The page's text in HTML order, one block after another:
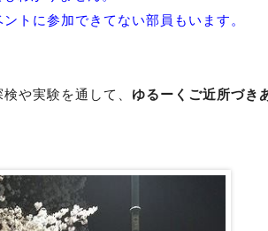
トに参加できてない部員もいます。
や実験を通して、 ゆるーくご近所づき